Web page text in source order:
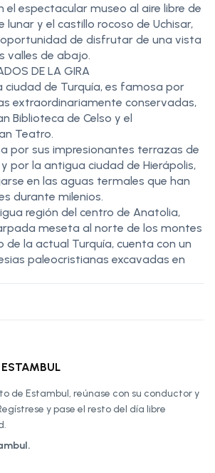
el espectacular museo al aire libre de
lunar y el castillo rocoso de Uchisar,
de disfrutar de una vista
valles de abajo.
DE LA GIRA
ciudad de Turquía, es famosa por
extraordinariamente conservadas,
Biblioteca de Celso y el
Teatro.
por sus impresionantes terrazas de
por la antigua ciudad de Hierápolis,
en las aguas termales que han
durante milenios.
región del centro de Anatolia,
meseta al norte de los montes
de la actual Turquía, cuenta con un
paleocristianas excavadas en
de Estambul, reúnase con su conductor y
y pase el resto del día libre